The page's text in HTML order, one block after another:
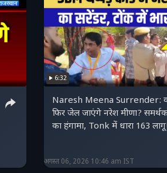
6:32
Naresh Meena Surrender:
फिर जेल जाएंगे नरेश मीणा?
का हंगामा, Tonk में धारा 163
अगस्त 06, 2026 10:46 am IST